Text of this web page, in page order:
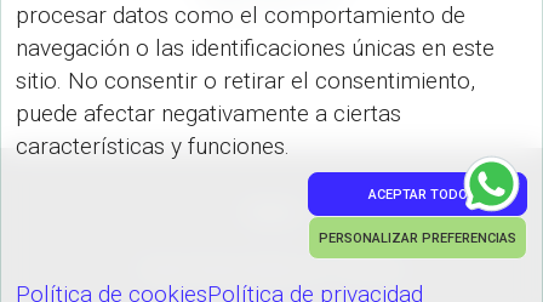
procesar datos como el comportamiento de
navegación o las identificaciones únicas en este
sitio. No consentir o retirar el consentimiento,
puede afectar negativamente a ciertas
características y funciones.
ACEPTAR TODO
PERSONALIZAR PREFERENCIAS
Política de cookiesPolítica de privacidad